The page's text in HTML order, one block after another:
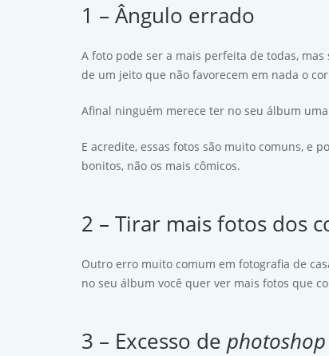
1 – Ângulo errado
A foto pode ser a mais perfeita de todas,
de um jeito que não favorecem em nada o
Afinal ninguém merece ter no seu álbum
E acredite, essas fotos são muito comuns, e
bonitos, não os mais cômicos.
2 – Tirar mais fotos dos
Outro erro muito comum em fotografia de
no seu álbum você quer ver mais fotos que
3 – Excesso de photoshop